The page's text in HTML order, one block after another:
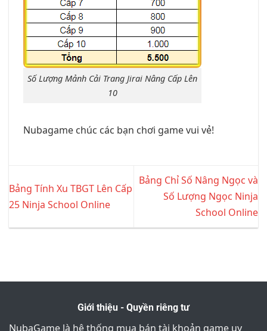
Số Lượng Mảnh Cải Trang Jirai Nâng Cấp Lên
10
Nubagame chúc các bạn chơi game vui vẻ!
Bảng Tính Xu TBGT Lên Cấp
25 Ninja School Online
Bảng Chỉ Số Nâng Ngọc và
Số Lượng Ngọc Ninja
School Online
Giới thiệu - Quyền riêng tư
NubaGame là hệ thống mua bán tài khoản game uy